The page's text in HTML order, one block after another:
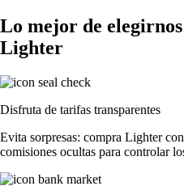
Lo mejor de
Lighter
Disfruta de tarifas transparentes
Evita sorpresas: compra Lighter
comisiones ocultas para controlar